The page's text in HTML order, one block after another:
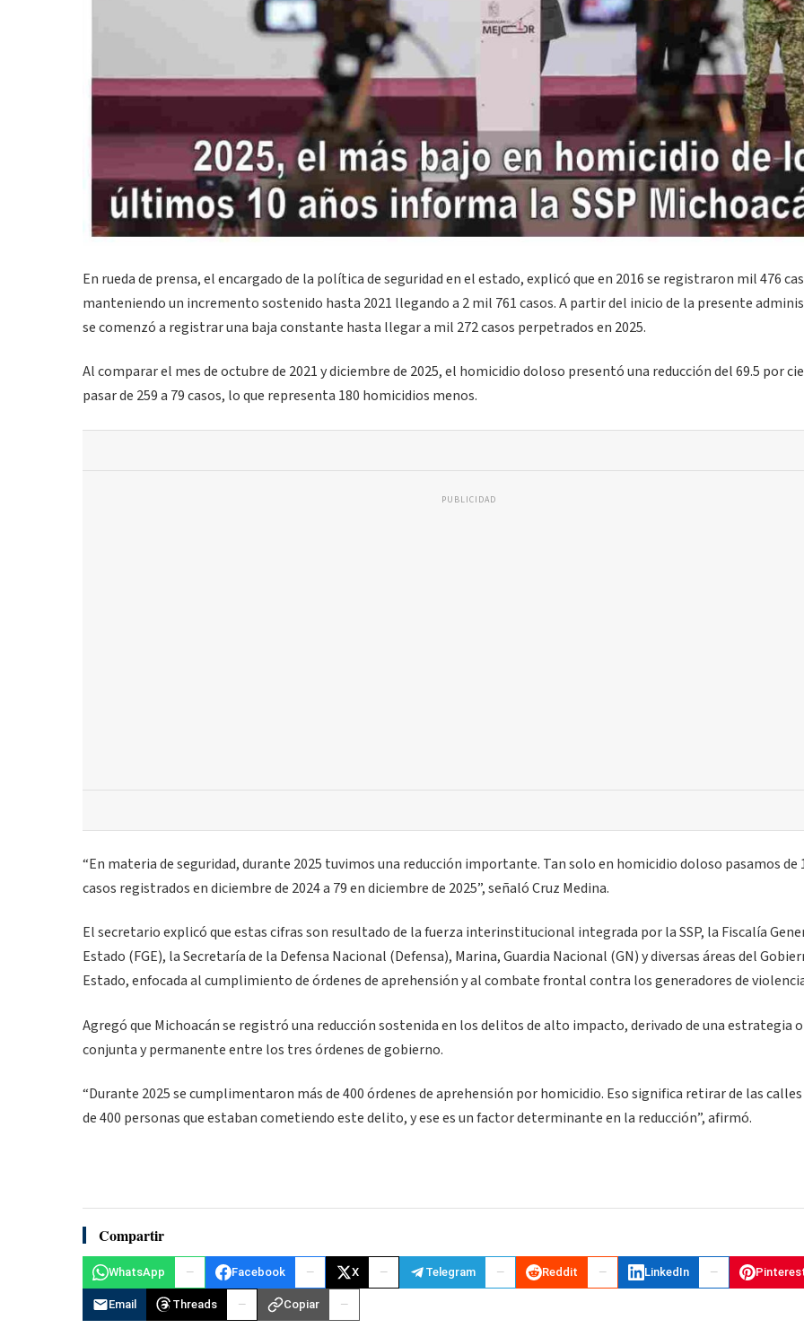
En rueda de prensa, el encargado de la política de seguridad en el estado, explicó que en 2016 se registraron mil 476
manteniendo un incremento sostenido hasta 2021 llegando a 2 mil 761 casos. A partir del inicio de la presente
se comenzó a registrar una baja constante hasta llegar a mil 272 casos perpetrados en 2025.
Al comparar el mes de octubre de 2021 y diciembre de 2025, el homicidio doloso presentó una reducción del 69.5 por
pasar de 259 a 79 casos, lo que representa 180 homicidios menos.
PUBLICIDAD
“En materia de seguridad, durante 2025 tuvimos una reducción importante. Tan solo en homicidio doloso pasamos de
casos registrados en diciembre de 2024 a 79 en diciembre de 2025”, señaló Cruz Medina.
El secretario explicó que estas cifras son resultado de la fuerza interinstitucional integrada por la SSP, la Fiscalía
Estado (FGE), la Secretaría de la Defensa Nacional (Defensa), Marina, Guardia Nacional (GN) y diversas áreas del
Estado, enfocada al cumplimiento de órdenes de aprehensión y al combate frontal contra los generadores de
Agregó que Michoacán se registró una reducción sostenida en los delitos de alto impacto, derivado de una estrategia
conjunta y permanente entre los tres órdenes de gobierno.
“Durante 2025 se cumplimentaron más de 400 órdenes de aprehensión por homicidio. Eso significa retirar de las
de 400 personas que estaban cometiendo este delito, y ese es un factor determinante en la reducción”, afirmó.
Compartir
WhatsApp Facebook X Telegram Reddit LinkedIn
Email Threads Copiar